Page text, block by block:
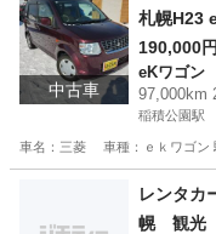
中古車
190,000円
eKワゴン
97,000km
稲積公園駅
車名：三菱 車種：ｅｋワゴン
稲積公
レンタ
幌 観光